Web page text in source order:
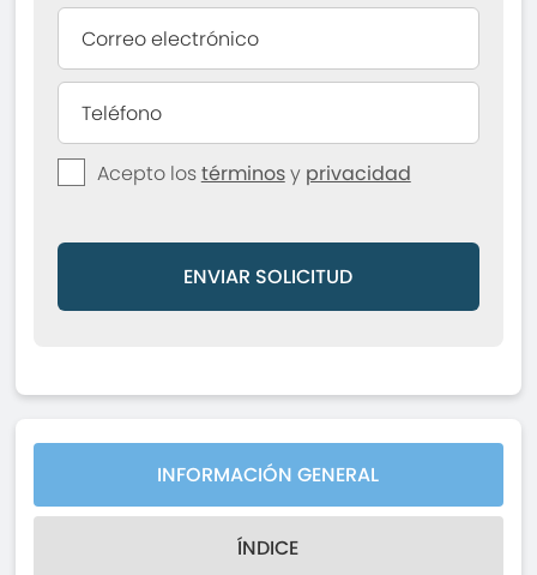
Acepto lostérminosy privacidad
ENVIAR SOLICITUD
INFORMACIÓN GENERAL
ÍNDICE